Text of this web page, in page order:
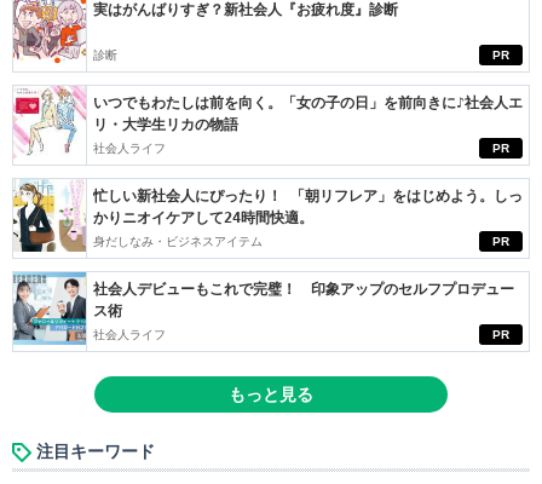
PR
実はがんばりすぎ？新社会人『お疲れ度』診断
診断
PR
いつでもわたしは前を向く。「女の子の日」を前向きに♪社会人エ
リ・大学生リカの物語
社会人ライフ
PR
忙しい新社会人にぴったり！ 「朝リフレア」をはじめよう。しっ
かりニオイケアして24時間快適。
身だしなみ・ビジネスアイテム
PR
社会人デビューもこれで完璧！ 印象アップのセルフプロデュー
ス術
社会人ライフ
もっと見る
注目キーワード